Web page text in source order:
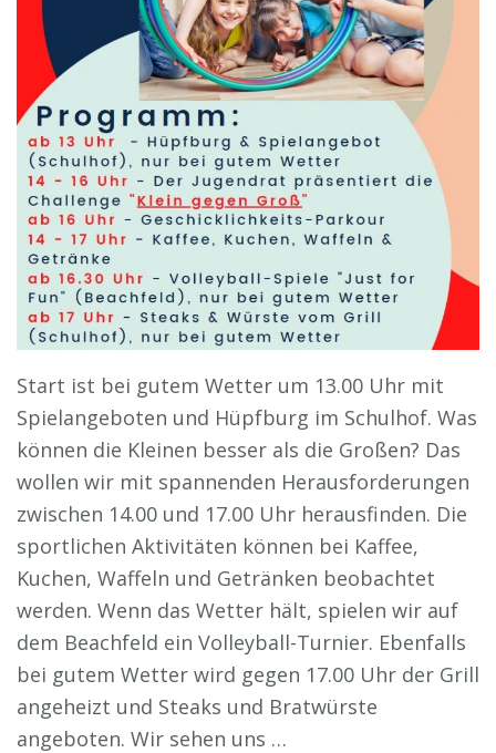
Start ist bei gutem Wetter um 13.00 Uhr mit
Spielangeboten und Hüpfburg im Schulhof. Was
können die Kleinen besser als die Großen? Das
wollen wir mit spannenden Herausforderungen
zwischen 14.00 und 17.00 Uhr herausfinden. Die
sportlichen Aktivitäten können bei Kaffee,
Kuchen, Waffeln und Getränken beobachtet
werden. Wenn das Wetter hält, spielen wir auf
dem Beachfeld ein Volleyball-Turnier. Ebenfalls
bei gutem Wetter wird gegen 17.00 Uhr der Grill
angeheizt und Steaks und Bratwürste
angeboten. Wir sehen uns …